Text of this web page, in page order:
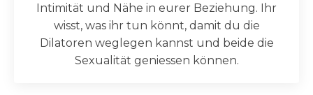
Intimität und Nähe in eurer Beziehung. Ihr
wisst, was ihr tun könnt, damit du die
Dilatoren weglegen kannst und beide die
Sexualität geniessen können.